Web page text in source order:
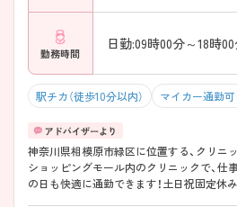
勤務時間
日勤:09時00分～18時00
駅チカ（徒歩10分以内） マイカー通勤可
神奈川県相模原市緑区に位置する、クリニ
ショッピングモール内のクリニックで、仕
の日も快適に通勤できます！土日祝固定休